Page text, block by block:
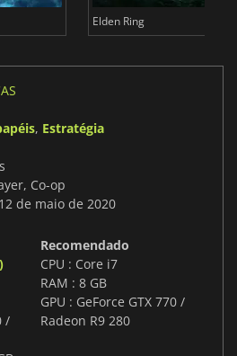
Elden Ring
, Estratégia
Co-op
de maio de 2020
/
Recomendado
CPU : Core i7
RAM : 8 GB
GPU : GeForce GTX 770 /
Radeon R9 280